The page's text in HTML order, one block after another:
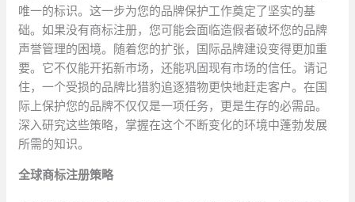
唯一的标识。这一步为您的品牌保护工作奠定了坚实的基
础。如果没有商标注册，您可能会面临造假者破坏您的品牌
声誉管理的困境。随着您的扩张，国际品牌建设变得更加重
要。它不仅能开拓新市场，还能巩固现有市场的信任。请记
住，一个受损的品牌比猎豹追逐猎物更快地赶走客户。在国
际上保护您的品牌不仅仅是一项任务，更是生存的必需品。
深入研究这些策略，掌握在这个不断变化的环境中蓬勃发展
所需的知识。
全球商标注册策略